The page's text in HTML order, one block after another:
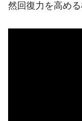
然回復力を高め